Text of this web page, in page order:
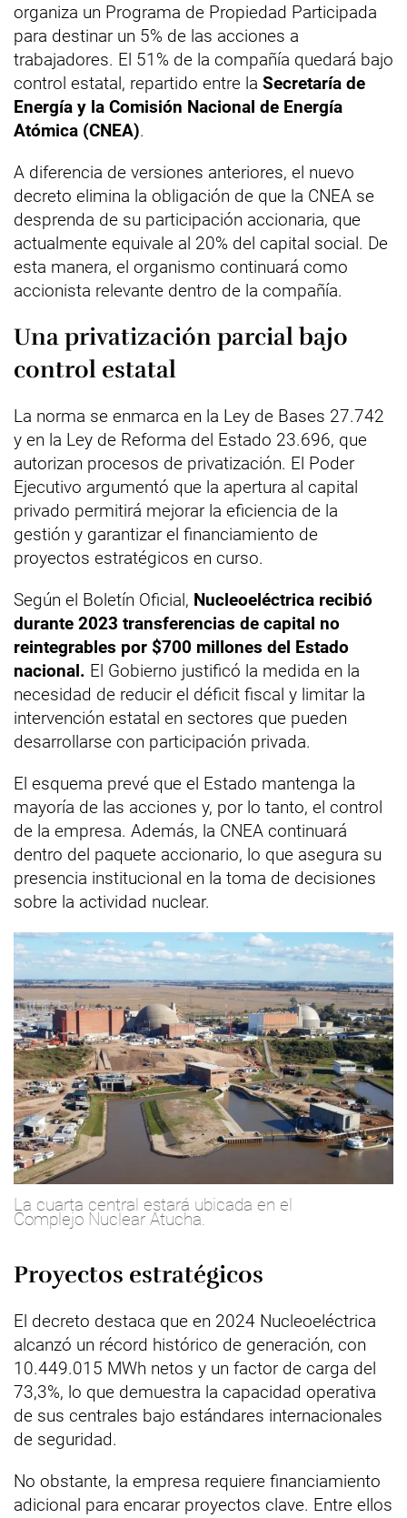
organiza un Programa de Propiedad Participada
para destinar un 5% de las acciones a
trabajadores. El 51% de la compañía quedará bajo
control estatal, repartido entre la Secretaría de
Energía y la Comisión Nacional de Energía
Atómica (CNEA).
A diferencia de versiones anteriores, el nuevo
decreto elimina la obligación de que la CNEA se
desprenda de su participación accionaria, que
actualmente equivale al 20% del capital social. De
esta manera, el organismo continuará como
accionista relevante dentro de la compañía.
Una privatización parcial bajo
control estatal
La norma se enmarca en la Ley de Bases 27.742
y en la Ley de Reforma del Estado 23.696, que
autorizan procesos de privatización. El Poder
Ejecutivo argumentó que la apertura al capital
privado permitirá mejorar la eficiencia de la
gestión y garantizar el financiamiento de
proyectos estratégicos en curso.
Según el Boletín Oficial, Nucleoeléctrica recibió
durante 2023 transferencias de capital no
reintegrables por $700 millones del Estado
nacional. El Gobierno justificó la medida en la
necesidad de reducir el déficit fiscal y limitar la
intervención estatal en sectores que pueden
desarrollarse con participación privada.
El esquema prevé que el Estado mantenga la
mayoría de las acciones y, por lo tanto, el control
de la empresa. Además, la CNEA continuará
dentro del paquete accionario, lo que asegura su
presencia institucional en la toma de decisiones
sobre la actividad nuclear.
La cuarta central estará ubicada en el
Complejo Nuclear Atucha.
Proyectos estratégicos
El decreto destaca que en 2024 Nucleoeléctrica
alcanzó un récord histórico de generación, con
10.449.015 MWh netos y un factor de carga del
73,3%, lo que demuestra la capacidad operativa
de sus centrales bajo estándares internacionales
de seguridad.
No obstante, la empresa requiere financiamiento
adicional para encarar proyectos clave. Entre ellos